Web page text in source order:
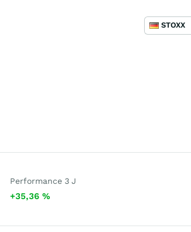
STOXX
Performance 3 J
+35,36%